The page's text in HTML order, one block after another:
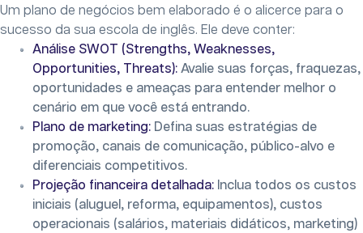
Um plano de negócios bem elaborado é o alicerce para o
sucesso da sua escola de inglês. Ele deve conter:
Análise SWOT (Strengths, Weaknesses,
Opportunities, Threats): Avalie suas forças, fraquezas,
oportunidades e ameaças para entender melhor o
cenário em que você está entrando.
Plano de marketing: Defina suas estratégias de
promoção, canais de comunicação, público-alvo e
diferenciais competitivos.
Projeção financeira detalhada: Inclua todos os custos
iniciais (aluguel, reforma, equipamentos), custos
operacionais (salários, materiais didáticos, marketing)